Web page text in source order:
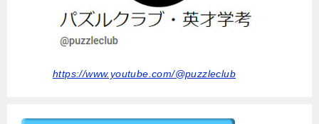
https://www.youtube.com/@puzzleclub